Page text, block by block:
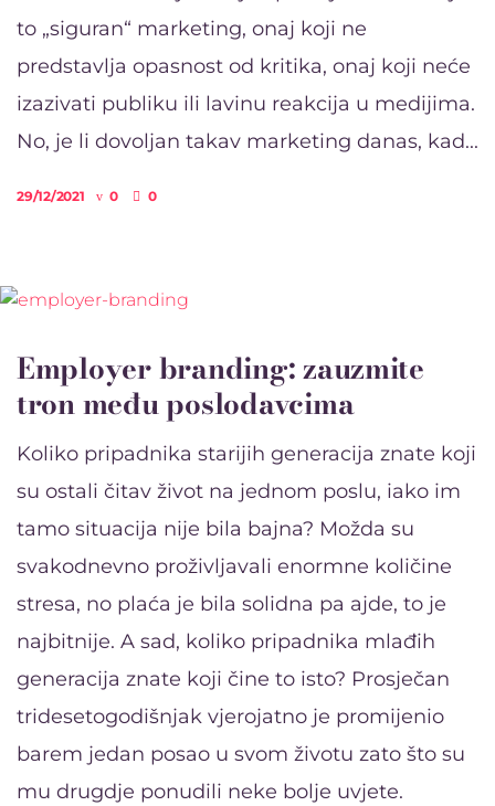
to „siguran“ marketing, onaj koji ne
predstavlja opasnost od kritika, onaj koji neće
izazivati publiku ili lavinu reakcija u medijima.
No, je li dovoljan takav marketing danas, kad...
29/12/2021 0 0
Employer branding: zauzmite
tron među poslodavcima
Koliko pripadnika starijih generacija znate koji
su ostali čitav život na jednom poslu, iako im
tamo situacija nije bila bajna? Možda su
svakodnevno proživljavali enormne količine
stresa, no plaća je bila solidna pa ajde, to je
najbitnije. A sad, koliko pripadnika mlađih
generacija znate koji čine to isto? Prosječan
tridesetogodišnjak vjerojatno je promijenio
barem jedan posao u svom životu zato što su
mu drugdje ponudili neke bolje uvjete.